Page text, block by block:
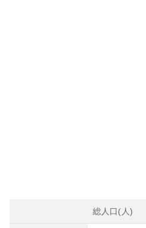
総人口(人)